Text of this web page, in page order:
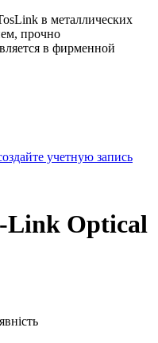
в металлических
прочно
в фирменной
учетную запись
Link Optical